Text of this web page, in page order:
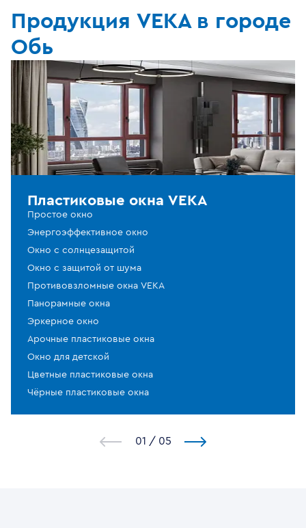
Продукция VEKA в городе
Обь
Пластиковые окна VEKA
Простое окно
Энергоэффективное окно
Окно с солнцезащитой
Окно с защитой от шума
Противовзломные окна VEKA
Панорамные окна
Эркерное окно
Арочные пластиковые окна
Окно для детской
Цветные пластиковые окна
Чёрные пластиковые окна
1 / 5